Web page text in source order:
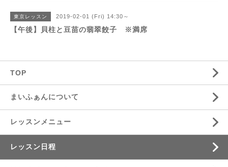
東京レッスン 2019-02-01 (Fri) 14:30～
【午後】貝柱と豆苗の翡翠餃子 ※満席
TOP
まいふぁんについて
レッスンメニュー
レッスン日程